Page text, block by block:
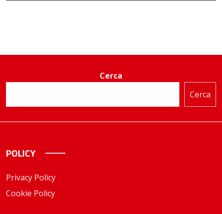
Cerca
Cerca
POLICY
Privacy Policy
Cookie Policy